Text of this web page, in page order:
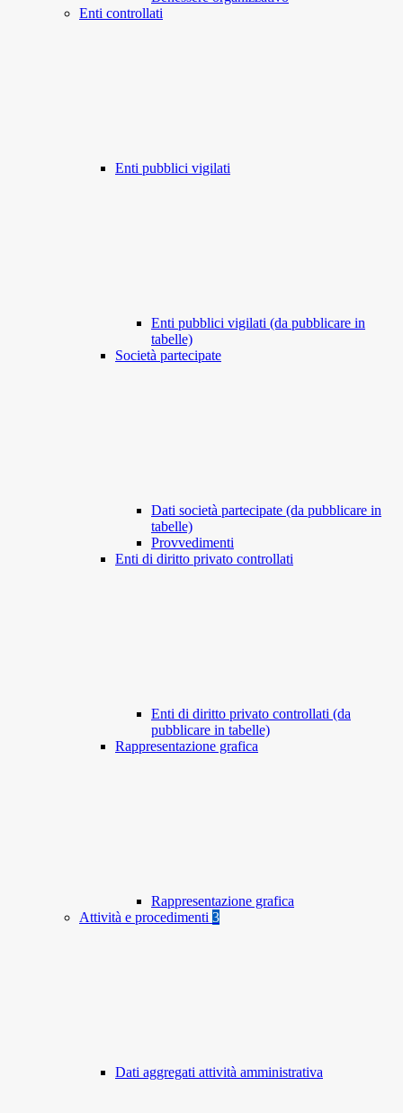
Enti controllati
Enti pubblici vigilati
Enti pubblici vigilati (da pubblicare in
tabelle)
Società partecipate
Dati società partecipate (da pubblicare in
tabelle)
Provvedimenti
Enti di diritto privato controllati
Enti di diritto privato controllati (da
pubblicare in tabelle)
Rappresentazione grafica
Rappresentazione grafica
Attività e procedimenti 3
Dati aggregati attività amministrativa